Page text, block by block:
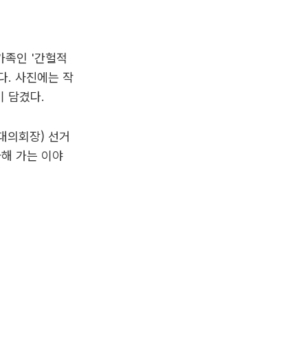
족인 '간헐적
. 사진에는 작
담겼다.
의회장) 선거
가는 이야